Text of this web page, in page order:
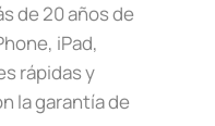
de 20 años de
iPad,
rápidas y
la garantía de